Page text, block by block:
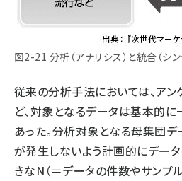
図2-21 分析（アナリシス）と統合（シン
従来の分析手法においては、ア
ど、対象となるデータは基本的に
あった。分析対象となる母集団
が発生しないよう計画的にデー
きなN（＝データの件数やサンプ